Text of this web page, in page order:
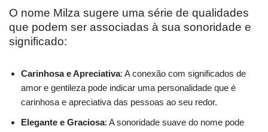
O nome Milza sugere uma série de qualidades
que podem ser associadas à sua sonoridade e
significado:
Carinhosa e Apreciativa: A conexão com significados de
amor e gentileza pode indicar uma personalidade que é
carinhosa e apreciativa das pessoas ao seu redor.
Elegante e Graciosa: A sonoridade suave do nome pode